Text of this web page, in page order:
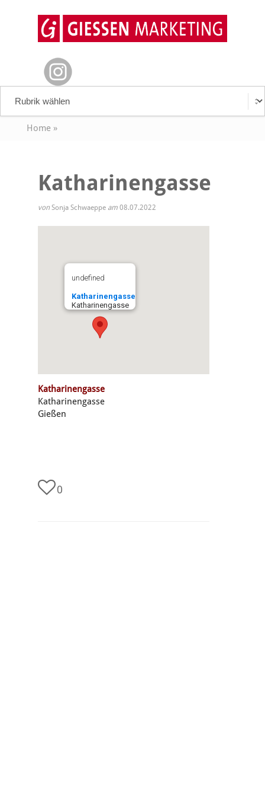
Home»
Katharinengasse
von Sonja Schwaeppe am 08.07.2022
undefined
Katharinengasse
Katharinengasse
Katharinengasse
Katharinengasse
Gießen
0